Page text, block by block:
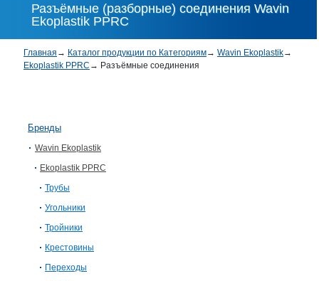
Разъёмные (разборные) соединения Wavin
Ekoplastik PPRC
Главная → Каталог продукции по Категориям→ Wavin Ekoplastik→
Ekoplastik PPRC → Разъёмные соединения
Бренды
Wavin Ekoplastik
Ekoplastik PPRC
Трубы
Угольники
Тройники
Крестовины
Переходы